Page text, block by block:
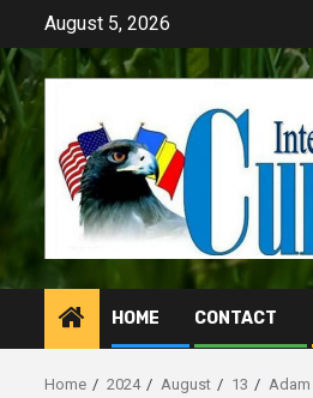
content
August 5, 2026
HOME CONTACT
Home 2024 August 13